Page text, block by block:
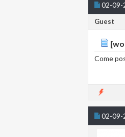
02-09-
Guest
Come
02-09-